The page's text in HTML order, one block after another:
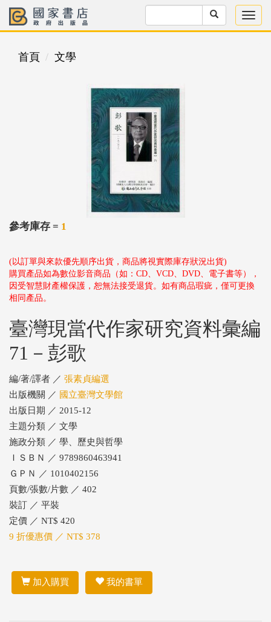
首頁 文學
參考庫存 = 1
(以訂單與來款優先順序出貨，商品將視實際庫存狀況出貨)
購買產品如為數位影音商品（如：CD、VCD、DVD、電子書等），
因受智慧財產權保護，恕無法接受退貨。如有商品瑕疵，僅可更換
相同產品。
臺灣現當代作家研究資料彙編
71－彭歌
編/著/譯者 ／ 張素貞編選
出版機關 ／ 國立臺灣文學館
出版日期 ／ 2015-12
主題分類 ／ 文學
施政分類 ／ 學、歷史與哲學
ＩＳＢＮ ／ 9789860463941
ＧＰＮ ／ 1010402156
頁數/張數/片數 ／ 402
裝訂 ／ 平裝
定價 ／ NT$ 420
9 折優惠價 ／ NT$ 378
加入購買 我的書單